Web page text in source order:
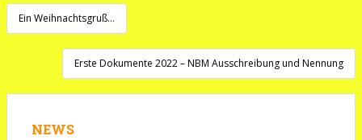
Beitragsnavigation
Ein Weihnachtsgruß…
Erste Dokumente 2022 – NBM Ausschreibung und Nennung
NEWS